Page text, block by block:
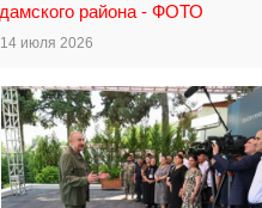
района - ФОТО
14 июля 2026